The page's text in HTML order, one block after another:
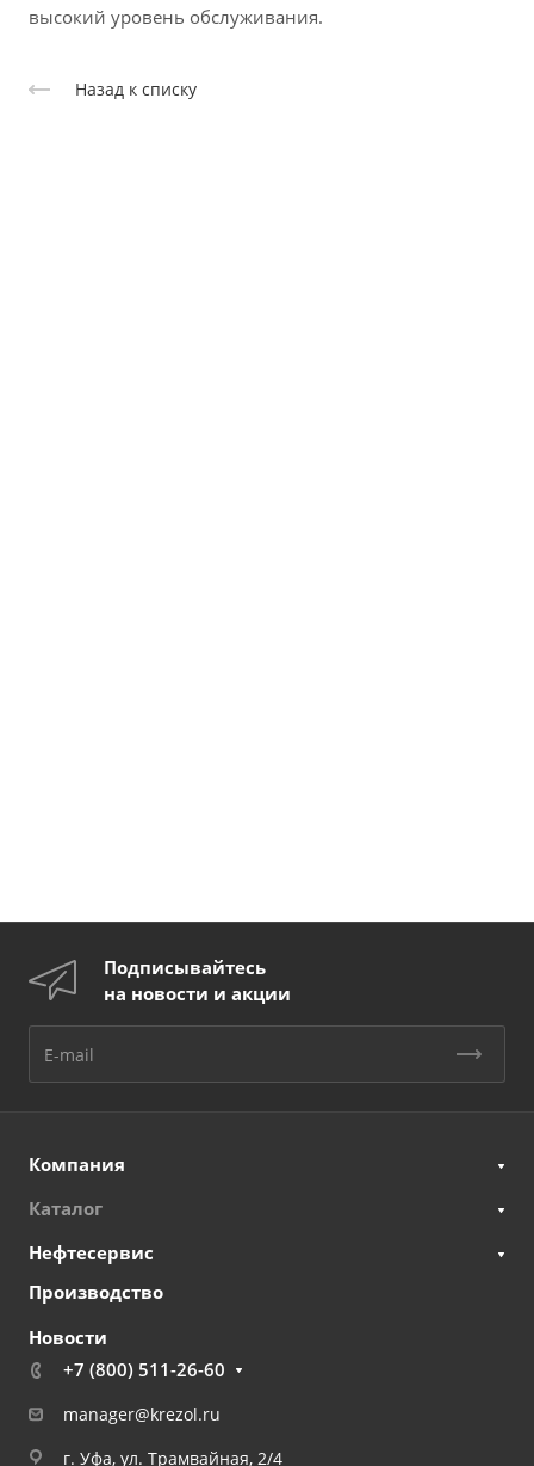
высокий уровень обслуживания.
Назад к списку
Подписывайтесь
на новости и акции
Компания
Каталог
Нефтесервис
Производство
Новости
+7 (800) 511-26-60
manager@krezol.ru
г. Уфа, ул. Трамвайная, 2/4